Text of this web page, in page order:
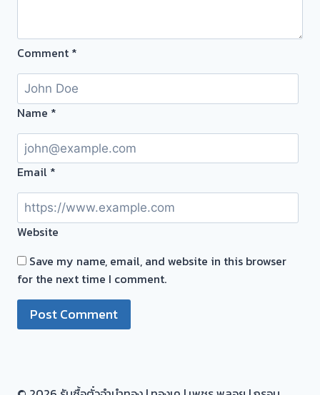
ฟรี
สด
ไม่
รอ
จบไว
Comment *
Name *
Email *
Website
Save my name, email, and website in this browser
for the next time I comment.